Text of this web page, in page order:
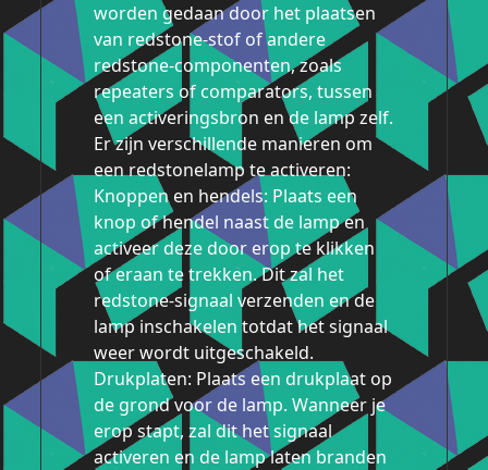
worden gedaan door het plaatsen
van redstone-stof of andere
redstone-componenten, zoals
repeaters of comparators, tussen
een activeringsbron en de lamp zelf.
Er zijn verschillende manieren om
een redstonelamp te activeren:
Knoppen en hendels: Plaats een
knop of hendel naast de lamp en
activeer deze door erop te klikken
of eraan te trekken. Dit zal het
redstone-signaal verzenden en de
lamp inschakelen totdat het signaal
weer wordt uitgeschakeld.
Drukplaten: Plaats een drukplaat op
de grond voor de lamp. Wanneer je
erop stapt, zal dit het signaal
activeren en de lamp laten branden